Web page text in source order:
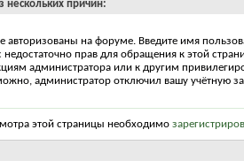
нескольких причин:
авторизованы на форуме. Введите имя
недостаточно прав для обращения к этой
администратора или к другим
администратор отключил вашу учётную
этой страницы необходимо